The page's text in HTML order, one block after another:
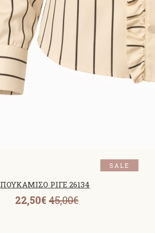
SALE
ΠΟΥΚΑΜΙΣΟ ΡΙΓΕ 26134
22,50€ 45,00€